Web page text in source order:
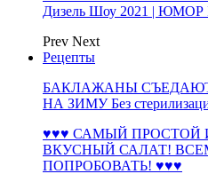
Дизель Шоу 2021 | ЮМОР
Prev Next
Рецепты
БАКЛАЖАНЫ
НА ЗИМУ Без
♥♥♥ САМЫЙ ПРОСТОЙ
ВКУСНЫЙ САЛАТ!
ПОПРОБОВАТЬ! ♥♥♥